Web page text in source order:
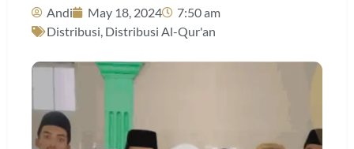
Andi May 18, 2024
7:50 am
Distribusi, Distribusi Al-Qur'an